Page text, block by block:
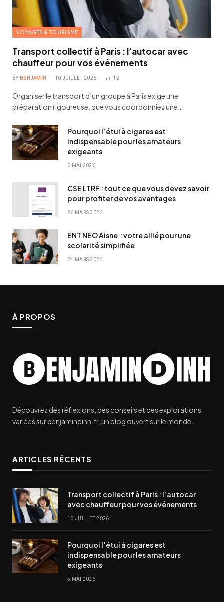
VOYAGES & TOURISME
Transport collectif à Paris : l’autocar avec
chauffeur pour vos événements
BY BENJAMIN 10 JUILLET 2026 12
Organiser le transport d’un groupe à Paris exige une
préparation rigoureuse, que vous coordonniez une…
Pourquoi l’étui à cigares est
indispensable pour les amateurs
exigeants
5 MAI 2026
CSE LTRF : tout ce que vous devez savoir
pour profiter de vos avantages
26 MARS 2026
ENT NEO Aisne : votre allié pour une
scolarité simplifiée
24 MARS 2026
À PROPOS
Découvrez des réflexions, des conseils et des explorations
variées sur benjamindinh.fr, un blog ouvert sur le monde.
ARTICLES RÉCENTS
Transport collectif à Paris : l’autocar
avec chauffeur pour vos événements
10 JUILLET 2026
Pourquoi l’étui à cigares est
indispensable pour les amateurs
exigeants
5 MAI 2026